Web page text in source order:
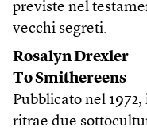
previste nel
vecchi segreti.
Rosalyn Drexler
To Smithereens
Pubblicato nel
ritrae due